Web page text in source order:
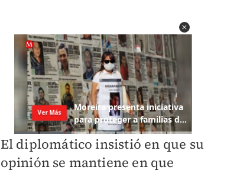
El diplomático insistió en que su
opinión se mantiene en que